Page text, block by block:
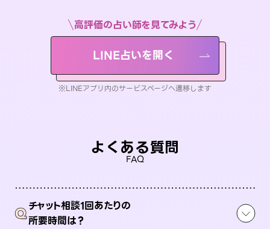
高評価の占い師を見てみよう
LINE占いを開く
※LINEアプリ内のサービスページへ遷移します
よくある質問
FAQ
Qチャット相談1回あたりの
所要時間は？